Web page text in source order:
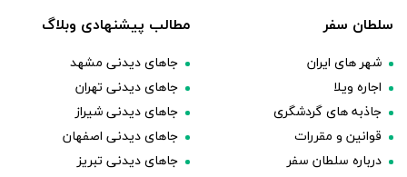
سلطان سفر
شهر های ایران
اجاره ویلا
جاذبه های گردشگری
قوانین و مقررات
درباره سلطان سفر
مطالب پیشنهادی وبلاگ
جاهای دیدنی مشهد
جاهای دیدنی تهران
جاهای دیدنی شیراز
جاهای دیدنی اصفهان
جاهای دیدنی تبریز